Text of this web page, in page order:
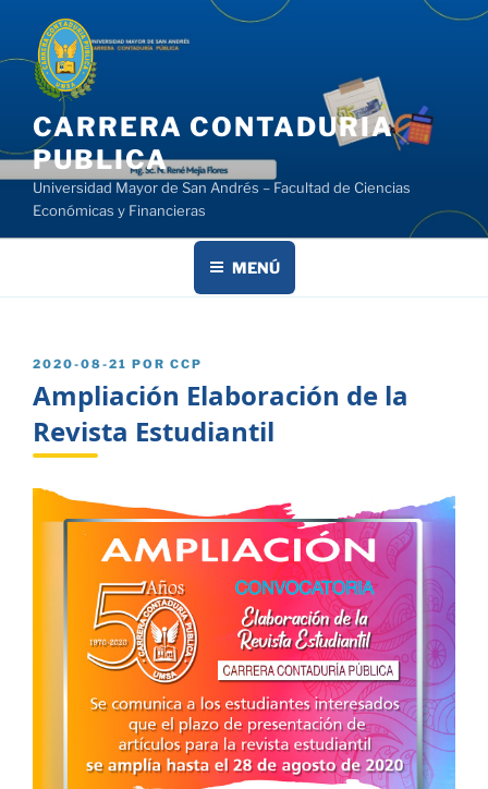
contenido
CARRERA CONTADURIA
PUBLICA
Universidad Mayor de San Andrés – Facultad de Ciencias
Económicas y Financieras
MENÚ
PUBLICADO
2020-08-21 POR CCP
Ampliación Elaboración de la
Revista Estudiantil